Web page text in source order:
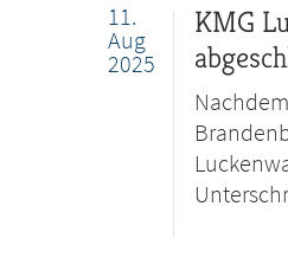
11.
Aug
2025
KMG